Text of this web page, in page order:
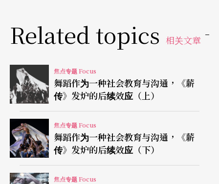
事件」斗大的新闻标题，而后者牵动了「动员勘乱
板一块的戒严令即将松绑。这一幕是解严的前奏
曲，对有些人而言，戒严是一场黑色的梦，掉入了
深渊从此再也没有回来，对三、四、五年级的戒严
世代而言，戒严则是白色的梦，你可以自由地活
著，但不能自由地思想著。
一群集体的清新力量
Related topics 相关文章
焦点专题 Focus
舞蹈作为一种社会教育与沟通，《薪
传》发炉的后续效应（上）
焦点专题 Focus
舞蹈作为一种社会教育与沟通，《薪
传》发炉的后续效应（下）
焦点专题 Focus